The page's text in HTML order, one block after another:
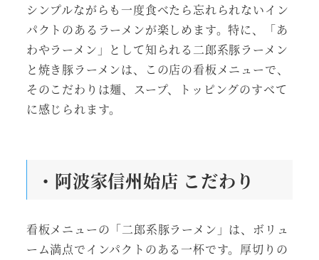
シンプルながらも一度食べたら忘れられないイン
パクトのあるラーメンが楽しめます。特に、「あ
わやラーメン」として知られる二郎系豚ラーメン
と焼き豚ラーメンは、この店の看板メニューで、
そのこだわりは麺、スープ、トッピングのすべて
に感じられます。
・阿波家信州始店 こだわり
看板メニューの「二郎系豚ラーメン」は、ボリュ
ーム満点でインパクトのある一杯です。厚切りの